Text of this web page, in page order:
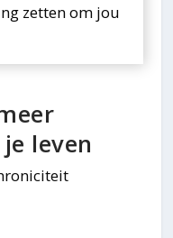
zetten om jou
leven